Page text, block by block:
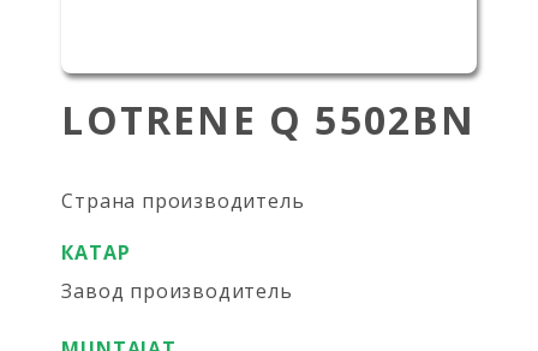
LOTRЕNE Q 5502BN
Страна производитель
КАТАР
Завод производитель